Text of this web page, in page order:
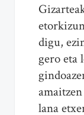
digu,
gero eta
lana